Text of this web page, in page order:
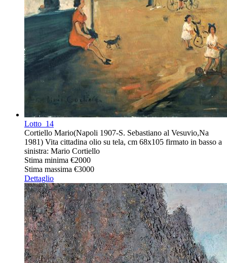
Lotto 14
Cortiello Mario(Napoli 1907-S. Sebastiano al Vesuvio,Na
1981) Vita cittadina olio su tela, cm 68x105 firmato in basso a
sinistra: Mario Cortiello
Stima minima €2000
Stima massima €3000
Dettaglio